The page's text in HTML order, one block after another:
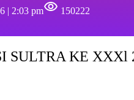
| 2:03 pm 150222
SULTRA KE XXXl